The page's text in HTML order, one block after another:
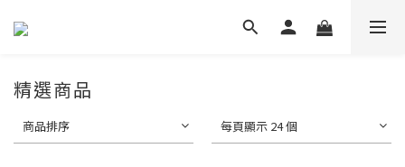
精選商品
商品排序 每頁顯示 24 個